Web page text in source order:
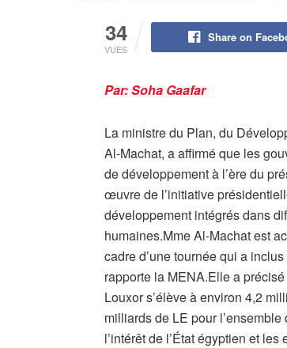
34
VUES
Share on
Par: Soha Gaafar
La ministre du Plan, du
Al-Machat, a affirmé que les
de développement à l’ère du
œuvre de l’initiative
développement intégrés dans
humaines.Mme Al-Machat est
cadre d’une tournée qui a
rapporte la MENA.Elle a
Louxor s’élève à environ 4,2
milliards de LE pour
l’intérêt de l’État égyptien et